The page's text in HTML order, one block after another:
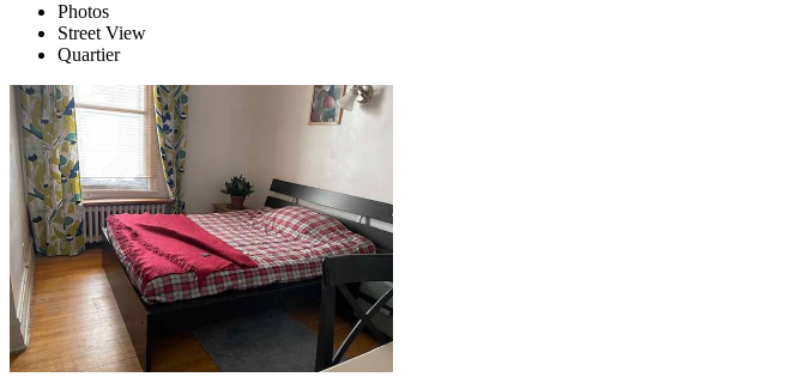
Photos
Street View
Quartier